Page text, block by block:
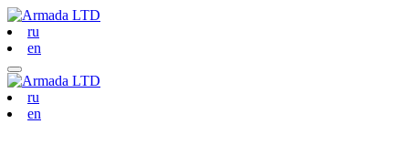
ru
en
ru
en